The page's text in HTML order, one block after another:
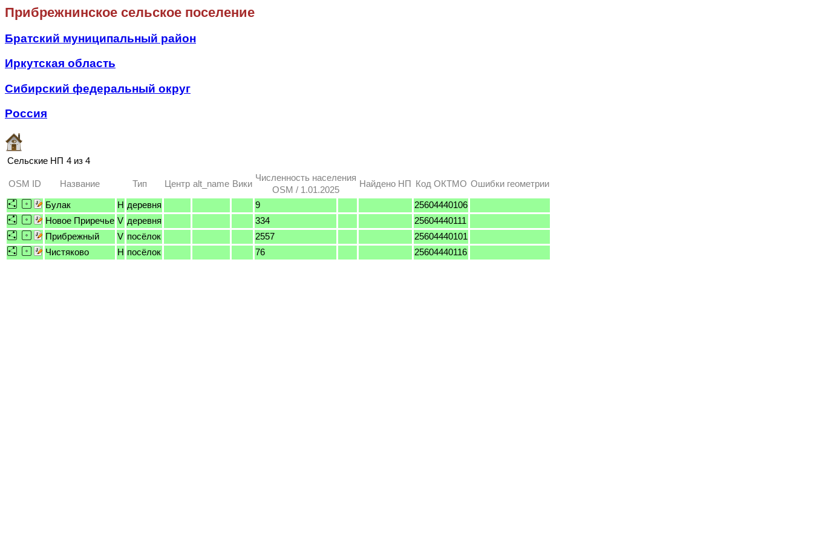
Прибрежнинское сельское поселение
Братский муниципальный район
Иркутская область
Сибирский федеральный округ
Россия
Сельские НП 4 из 4
OSM ID Название Тип Центр alt_name Вики
Численность населения
OSM / 1.01.2025
Найдено НП Код ОКТМО Ошибки геометрии
Булак H деревня 9
25604440106
Новое Приречье V деревня 334
25604440111
Прибрежный
V посёлок 2557
25604440101
Чистяково
H посёлок 76 25604440116